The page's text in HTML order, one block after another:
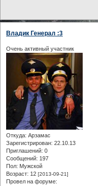
Владик Генерал :3
Очень активный участник
Откуда: Арзамас
Зарегистрирован: 22.10.13
Приглашений: 0
Сообщений: 197
Пол: Мужской
Возраст: 12 [2013-09-21]
Провел на форуме: